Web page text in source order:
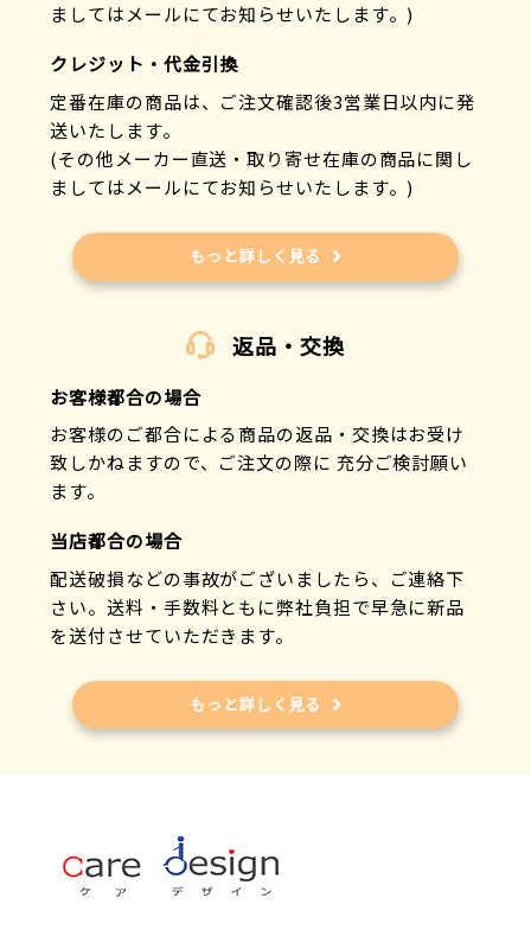
ましてはメールにてお知らせいたします。)
クレジット・代金引換
定番在庫の商品は、ご注文確認後3営業日以内に発
送いたします。
(その他メーカー直送・取り寄せ在庫の商品に関し
ましてはメールにてお知らせいたします。)
もっと詳しく見る
返品・交換
お客様都合の場合
お客様のご都合による商品の返品・交換はお受け
致しかねますので、ご注文の際に 充分ご検討願い
ます。
当店都合の場合
配送破損などの事故がございましたら、ご連絡下
さい。送料・手数料ともに弊社負担で早急に新品
を送付させていただきます。
もっと詳しく見る